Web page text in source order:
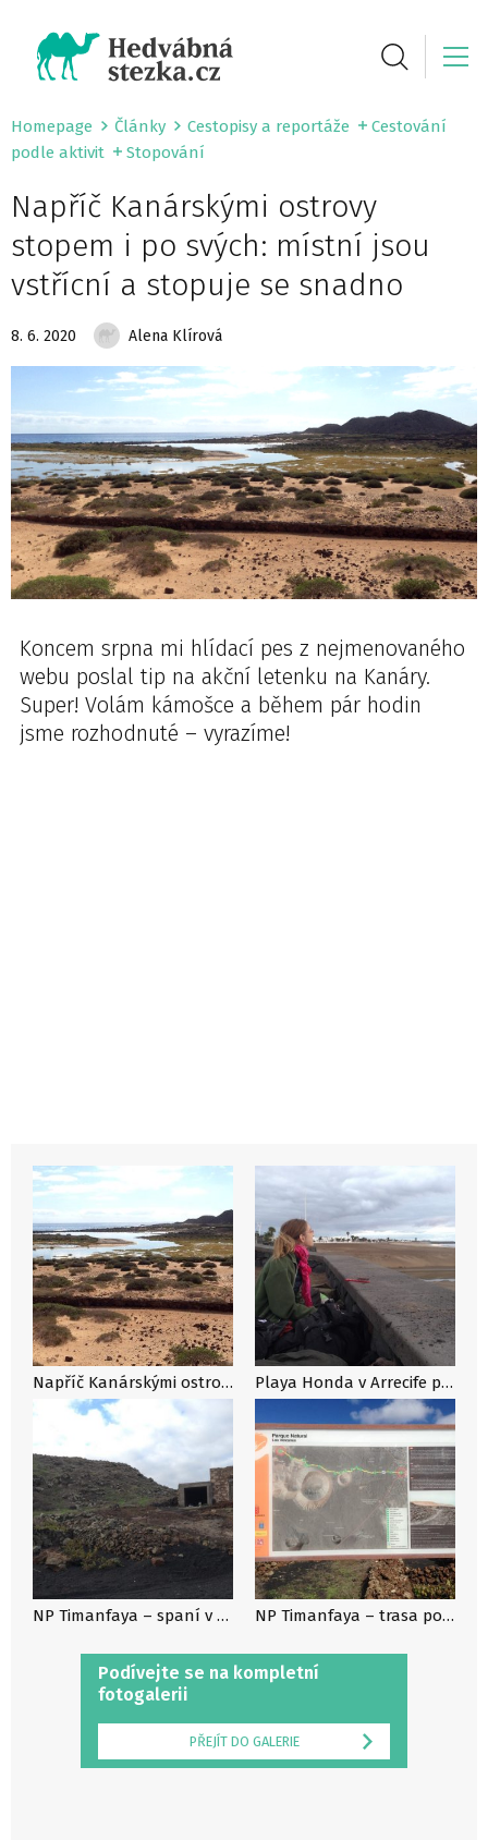
Homepage Články Cestopisy a reportáže
Cestování
podle aktivit
Stopování
Napříč Kanárskými ostrovy
stopem i po svých: místní jsou
vstřícní a stopuje se snadno
8. 6. 2020 Alena Klírová
Koncem srpna mi hlídací pes z nejmenovaného
webu poslal tip na akční letenku na Kanáry.
Super! Volám kámošce a během pár hodin
jsme rozhodnuté – vyrazíme!
Podívejte se na kompletní
fotogalerii
PŘEJÍT DO GALERIE
Napříč Kanárskými ostrovy stopem i po svých: místní jsou vstřícní a stopuje se snadno Playa Honda v Arrecife poblíž letiště na Lanzarote
NP Timanfaya – spaní v domku na vinicích NP Timanfaya – trasa podél vulkánů, kterou jsme šly, vstup zdarma